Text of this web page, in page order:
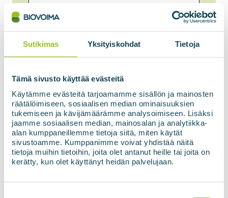
Sutikimas Yksityiskohdat Tietoja
Tämä sivusto käyttää evästeitä
Käytämme evästeitä tarjoamamme sisällön ja mainosten
räätälöimiseen, sosiaalisen median ominaisuuksien
tukemiseen ja kävijämäärämme analysoimiseen. Lisäksi
jaamme sosiaalisen median, mainosalan ja analytiikka-
alan kumppaneillemme tietoja siitä, miten käytät
sivustoamme. Kumppanimme voivat yhdistää näitä
tietoja muihin tietoihin, joita olet antanut heille tai joita on
kerätty, kun olet käyttänyt heidän palvelujaan.
Sutikimas
Sutinku, kad mano duomenys būtų
naudojami pagal privatumo politiką.
*
Prenumeruoti naujienlaiškį